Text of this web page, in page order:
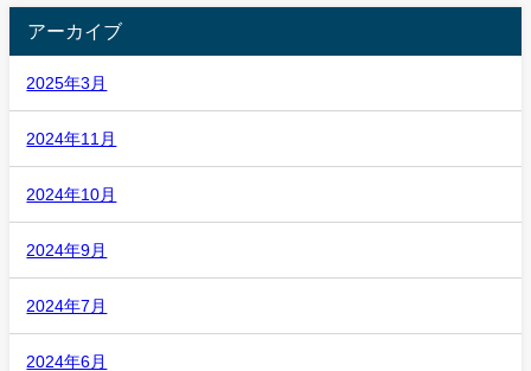
アーカイブ
2025年3月
2024年11月
2024年10月
2024年9月
2024年7月
2024年6月